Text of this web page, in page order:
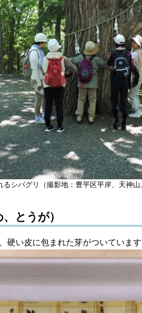
シバグリ（撮影地：豊平区平岸、天神山
とうが）
硬い皮に包まれた芽がついていま